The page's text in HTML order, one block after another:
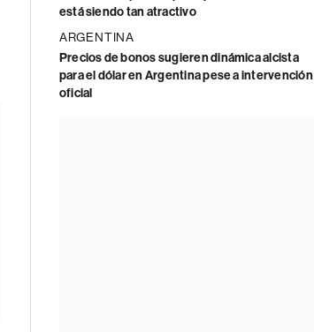
está siendo tan atractivo
ARGENTINA
Precios de bonos sugieren dinámica alcista
para el dólar en Argentina pese a intervención
oficial